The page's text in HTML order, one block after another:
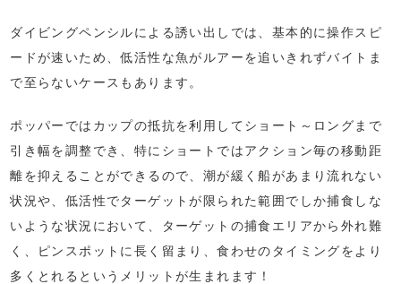
ダイビングペンシルによる誘い出しでは、基本的に操作スピ
ードが速いため、低活性な魚がルアーを追いきれずバイトま
で至らないケースもあります。
ポッパーではカップの抵抗を利用してショート～ロングまで
引き幅を調整でき、特にショートではアクション毎の移動距
離を抑えることができるので、潮が緩く船があまり流れない
状況や、低活性でターゲットが限られた範囲でしか捕食しな
いような状況において、ターゲットの捕食エリアから外れ難
く、ピンスポットに長く留まり、食わせのタイミングをより
多くとれるというメリットが生まれます！